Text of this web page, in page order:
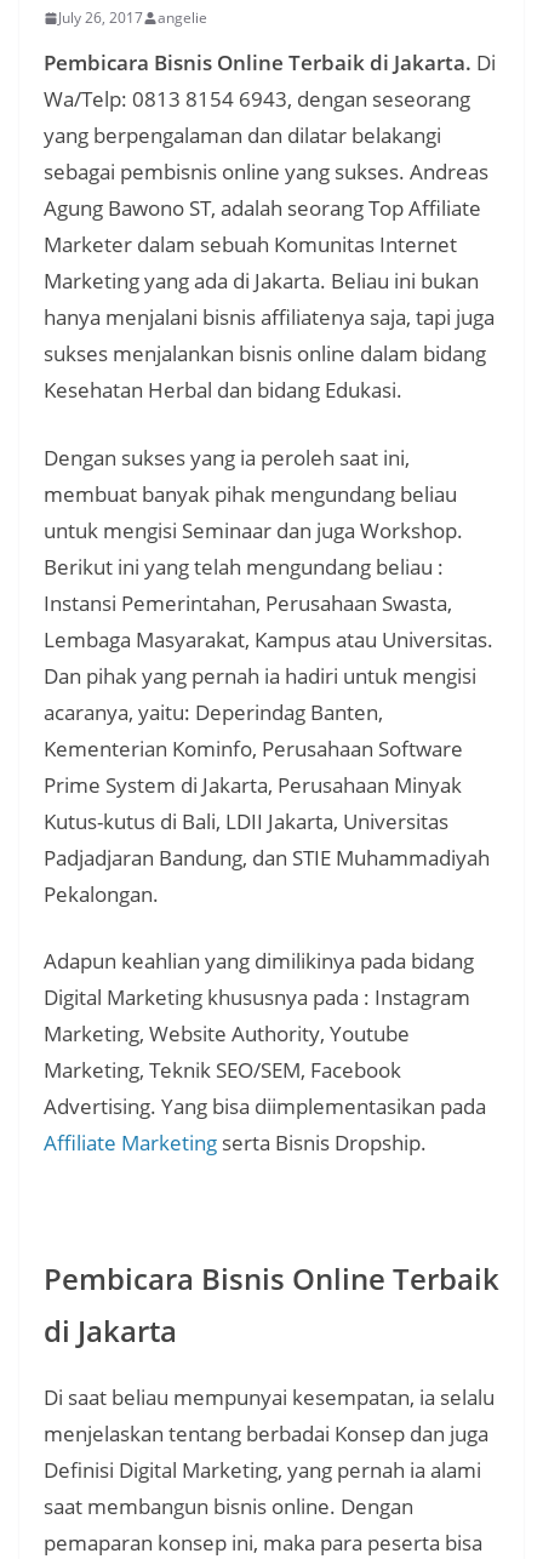
July 26, 2017 angelie
Pembicara Bisnis Online Terbaik di Jakarta. Di
Wa/Telp: 0813 8154 6943, dengan seseorang
yang berpengalaman dan dilatar belakangi
sebagai pembisnis online yang sukses. Andreas
Agung Bawono ST, adalah seorang Top Affiliate
Marketer dalam sebuah Komunitas Internet
Marketing yang ada di Jakarta. Beliau ini bukan
hanya menjalani bisnis affiliatenya saja, tapi juga
sukses menjalankan bisnis online dalam bidang
Kesehatan Herbal dan bidang Edukasi.
Dengan sukses yang ia peroleh saat ini,
membuat banyak pihak mengundang beliau
untuk mengisi Seminaar dan juga Workshop.
Berikut ini yang telah mengundang beliau :
Instansi Pemerintahan, Perusahaan Swasta,
Lembaga Masyarakat, Kampus atau Universitas.
Dan pihak yang pernah ia hadiri untuk mengisi
acaranya, yaitu: Deperindag Banten,
Kementerian Kominfo, Perusahaan Software
Prime System di Jakarta, Perusahaan Minyak
Kutus-kutus di Bali, LDII Jakarta, Universitas
Padjadjaran Bandung, dan STIE Muhammadiyah
Pekalongan.
Adapun keahlian yang dimilikinya pada bidang
Digital Marketing khususnya pada : Instagram
Marketing, Website Authority, Youtube
Marketing, Teknik SEO/SEM, Facebook
Advertising. Yang bisa diimplementasikan pada
Affiliate Marketing serta Bisnis Dropship.
Pembicara Bisnis Online Terbaik
di Jakarta
Di saat beliau mempunyai kesempatan, ia selalu
menjelaskan tentang berbadai Konsep dan juga
Definisi Digital Marketing, yang pernah ia alami
saat membangun bisnis online. Dengan
pemaparan konsep ini, maka para peserta bisa